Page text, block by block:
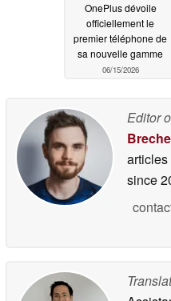
OnePlus dévoile
officiellement le
premier téléphone de
sa nouvelle gamme
06/15/2026
Editor
since